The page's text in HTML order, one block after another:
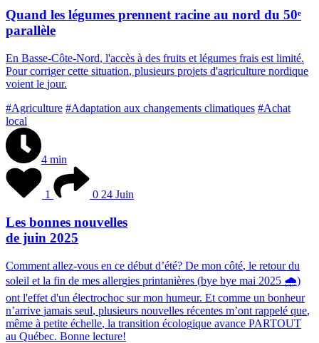
Quand les légumes prennent racine au nord du 50ᵉ
parallèle
En Basse-Côte-Nord, l'accès à des fruits et légumes frais est limité.
Pour corriger cette situation, plusieurs projets d'agriculture nordique
voient le jour.
#Agriculture #Adaptation aux changements climatiques #Achat
local
4 min
1 0 24 Juin
Les bonnes nouvelles
de juin 2025
Comment allez-vous en ce début d’été? De mon côté, le retour du
soleil et la fin de mes allergies printanières (bye bye mai 2025 🌧)
ont l'effet d'un électrochoc sur mon humeur. Et comme un bonheur
n’arrive jamais seul, plusieurs nouvelles récentes m’ont rappelé que,
même à petite échelle, la transition écologique avance PARTOUT
au Québec. Bonne lecture!